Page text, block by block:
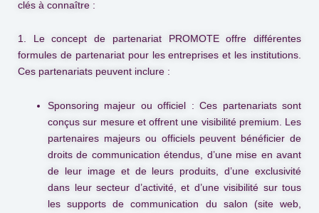
clés à connaître :
1. Le concept de partenariat PROMOTEoffre différentes
formules de partenariat pour les entreprises et les institutions.
Ces partenariats peuvent inclure :
Sponsoring majeur ou officiel : Ces partenariats sont
conçus sur mesure et offrent une visibilité premium. Les
partenaires majeurs ou officiels peuvent bénéficier de
droits de communication étendus, d’une mise en avant
de leur image et de leurs produits, d’une exclusivité
dans leur secteur d’activité, et d’une visibilité sur tous
les supports de communication du salon (site web,